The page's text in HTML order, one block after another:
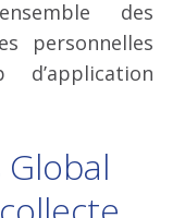
des
personnelles